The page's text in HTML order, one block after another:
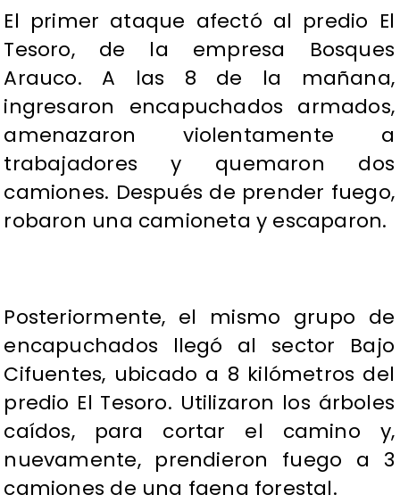
El primer ataque afectó al predio El
Tesoro, de la empresa Bosques
Arauco. A las 8 de la mañana,
ingresaron encapuchados armados,
amenazaron violentamente a
trabajadores y quemaron dos
camiones. Después de prender fuego,
robaron una camioneta y escaparon.
Posteriormente, el mismo grupo de
encapuchados llegó al sector Bajo
Cifuentes, ubicado a 8 kilómetros del
predio El Tesoro. Utilizaron los árboles
caídos, para cortar el camino y,
nuevamente, prendieron fuego a 3
camiones de una faena forestal.